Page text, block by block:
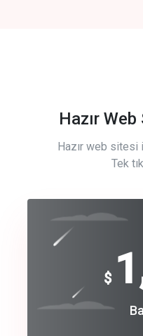
Hazır
Hazır web sitesi
Tek
$